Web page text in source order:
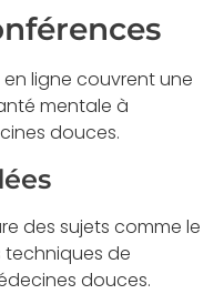
ligne couvrent une
mentale à
douces.
des sujets comme le
de
douces.